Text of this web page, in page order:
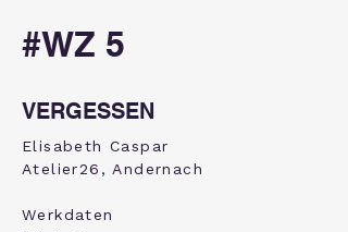
#WZ 5
VERGESSEN
Elisabeth Caspar
Atelier26, Andernach
Werkdaten